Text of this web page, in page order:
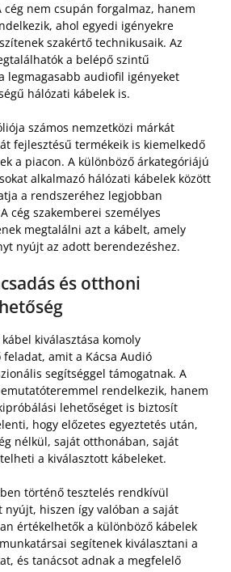
cég nem csupán forgalmaz, hanem
ahol egyedi igényekre
szakértő technikusaik. Az
a belépő szintű
legmagasabb audiofil igényeket
hálózati kábelek is.
számos nemzetközi márkát
fejlesztésű termékeik is kiemelkedő
a piacon. A különböző árkategóriájú
alkalmazó hálózati kábelek között
a rendszeréhez legjobban
cég szakemberei személyes
megtalálni azt a kábelt, amely
nyújt az adott berendezéshez.
és otthoni
kiválasztása komoly
amit a Kácsa Audió
segítséggel támogatnak. A
rendelkezik, hanem
lehetőséget is biztosít
hogy előzetes egyeztetés után,
nélkül, saját otthonában, saját
a kiválasztott kábeleket.
történő tesztelés rendkívül
nyújt, hiszen így valóban a saját
értékelhetők a különböző kábelek
segítenek kiválasztani a
és tanácsot adnak a megfelelő